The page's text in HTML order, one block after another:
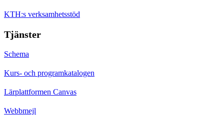
KTH:s verksamhetsstöd
Tjänster
Schema
Kurs- och programkatalogen
Lärplattformen Canvas
Webbmejl